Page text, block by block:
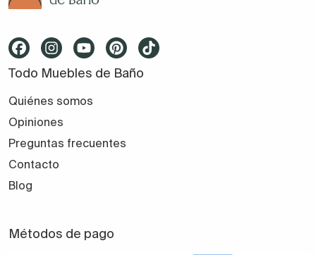
Todo Muebles de Baño
Quiénes somos
Opiniones
Preguntas frecuentes
Contacto
Blog
Métodos de pago